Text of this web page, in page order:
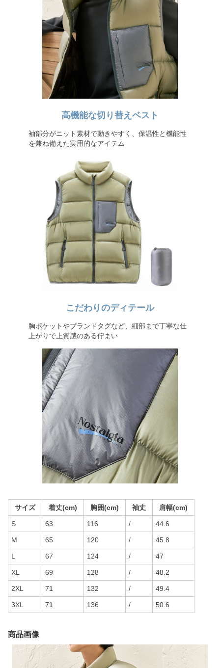
高機能な切り替えベスト
袖部分がニット素材で動きやすく、保温性と機能性
を兼ね備えた実用的なアイテム
こだわりのディテール
胸ポケットやブランドタグなど、細部まで丁寧な仕
上がりで上質感のある佇まい
サイズ 着丈(cm) 胸囲(cm) 袖丈 肩幅(cm)
S 63 116 / 44.6
M 65 120 / 45.8
L 67 124 / 47
XL 69 128 / 48.2
2XL 71 132 / 49.4
3XL 71 136 / 50.6
商品画像